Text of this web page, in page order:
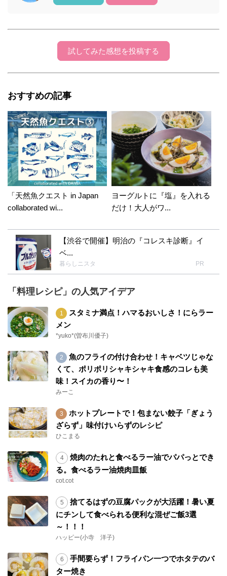
試してみた感想を投稿する
おすすめの記事
「天然魚クエスト in Japan
collaborated wi...
ヨーグルトに『塩』を入れる
だけ！大人がワ...
【渋谷で開催】明治の『コレスキ診断』イ
ベ...
暮らしニスタ PR
「料理レシピ」の人気アイデア
スタミナ満点！ハマるおいしさ！にらラー
メン
*yuko*(曽布川優子)
魚のフライの付け合わせ！キャベツじゃな
くて、ポリポリシャキシャキ食感のコレも美
味！スイカの香り〜！
みーこ
ホットプレートで！包まない餃子「ぎょう
ざらず」味付けいらずのレシピ
ひこまる
焼肉のたれと食べるラー油でパパっとでき
る。食べるラー油焼肉皿飯
cot.cot
捨てるはずの豆腐パックが大活躍！暑い夏
にチンして食べられる便利な混ぜご飯3選
～！！！
ハッピー(小寺 洋子)
手間要らず！フライパン一つでホタテのバ
ター焼き